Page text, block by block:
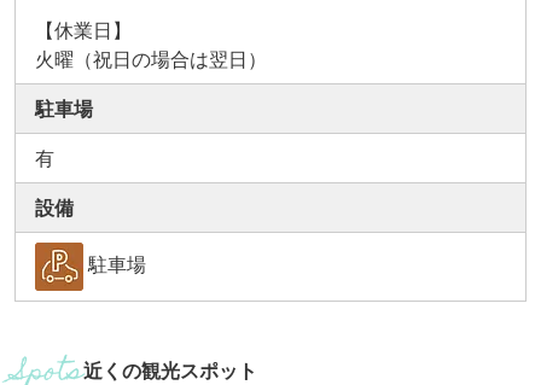
【休業日】
火曜（祝日の場合は翌日）
駐車場
有
設備
駐車場
近くの観光スポット